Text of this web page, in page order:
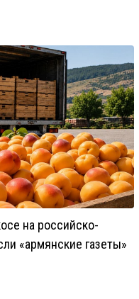
на российско-
«армянские газеты»